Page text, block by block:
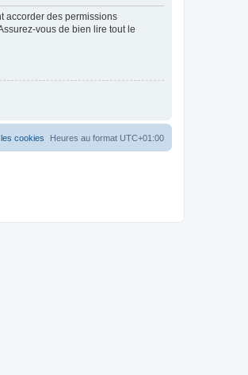
accorder des permissions
vous de bien lire tout le
Heures au format UTC+01:00
cookies